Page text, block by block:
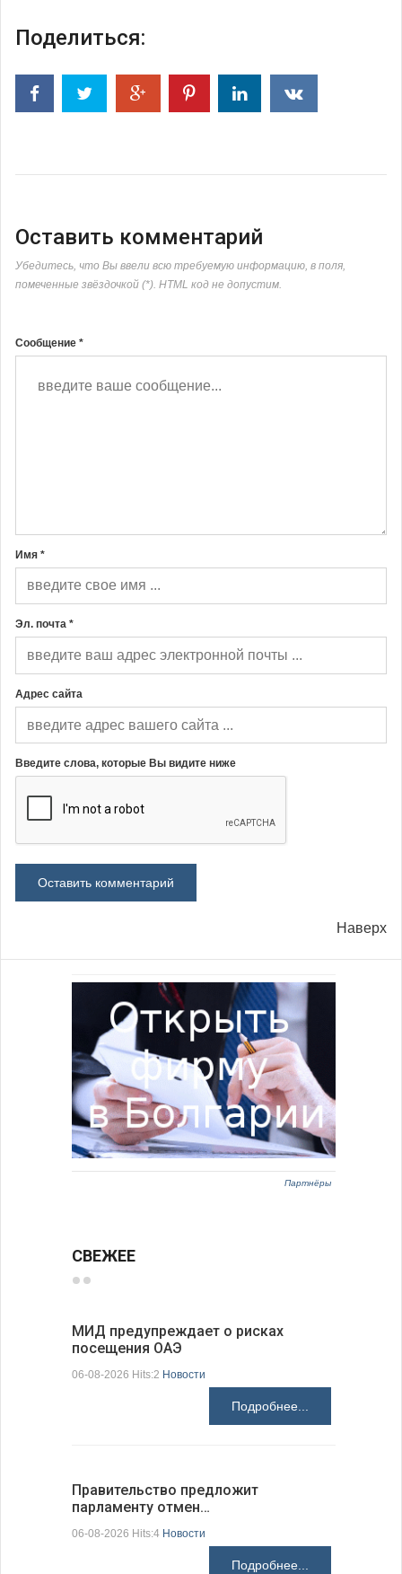
Поделиться:
Оставить комментарий
Убедитесь, что Вы ввели всю требуемую информацию, в поля,
помеченные звёздочкой (*). HTML код не допустим.
Сообщение *
Имя *
Эл. почта *
Адрес сайта
Введите слова, которые Вы видите ниже
Наверх
Партнёры
СВЕЖЕЕ
МИД предупреждает о рисках
посещения ОАЭ
06-08-2026 Hits:2 Новости
Подробнее...
Правительство предложит
парламенту отмен…
06-08-2026 Hits:4 Новости
Подробнее...